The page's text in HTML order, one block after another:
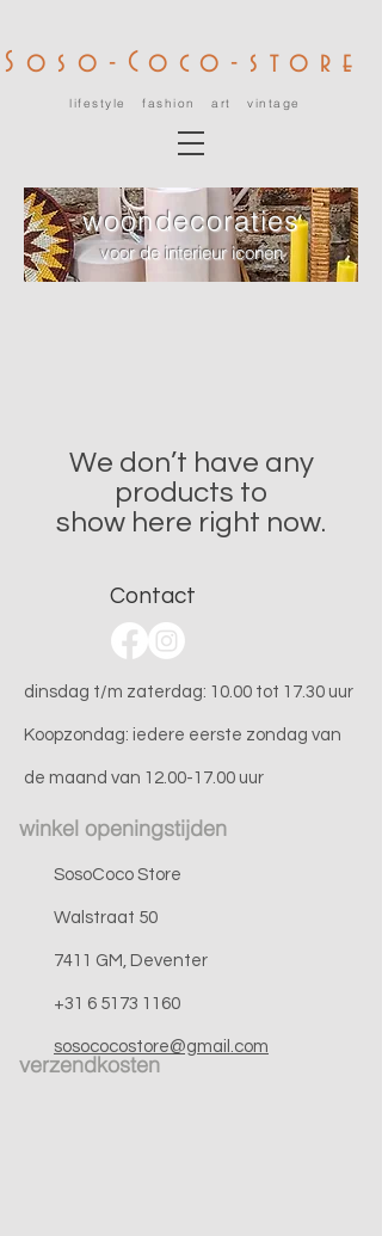
Soso-Coco-store
lifestyle fashion art vintage
woondecoraties
voor de interieur iconen
We don’t have any
products to
show here right now.
Contact
dinsdag t/m zaterdag: 10.00 tot 17.30 uur
Koopzondag: iedere eerste zondag van
de maand van 12.00-17.00 uur
winkel openingstijden
SosoCoco Store
Walstraat 50
7411 GM, Deventer
+31 6 5173 1160
sosococostore@gmail.com
verzendkosten